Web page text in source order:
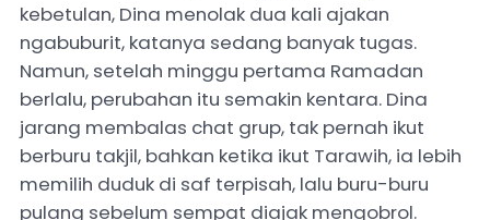
kebetulan, Dina menolak dua kali ajakan
ngabuburit, katanya sedang banyak tugas.
Namun, setelah minggu pertama Ramadan
berlalu, perubahan itu semakin kentara. Dina
jarang membalas chat grup, tak pernah ikut
berburu takjil, bahkan ketika ikut Tarawih, ia lebih
memilih duduk di saf terpisah, lalu buru-buru
pulang sebelum sempat diajak mengobrol.